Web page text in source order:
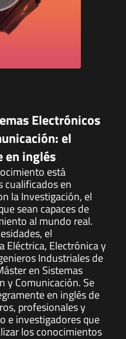
Electrónicos
el
en inglés
está
cualificados en
la Investigación, el
sean capaces de
al mundo real.
el
Eléctrica, Electrónica y
Industriales de
en Sistemas
y Comunicación. Se
en inglés de
profesionales y
e investigadores que
los conocimientos